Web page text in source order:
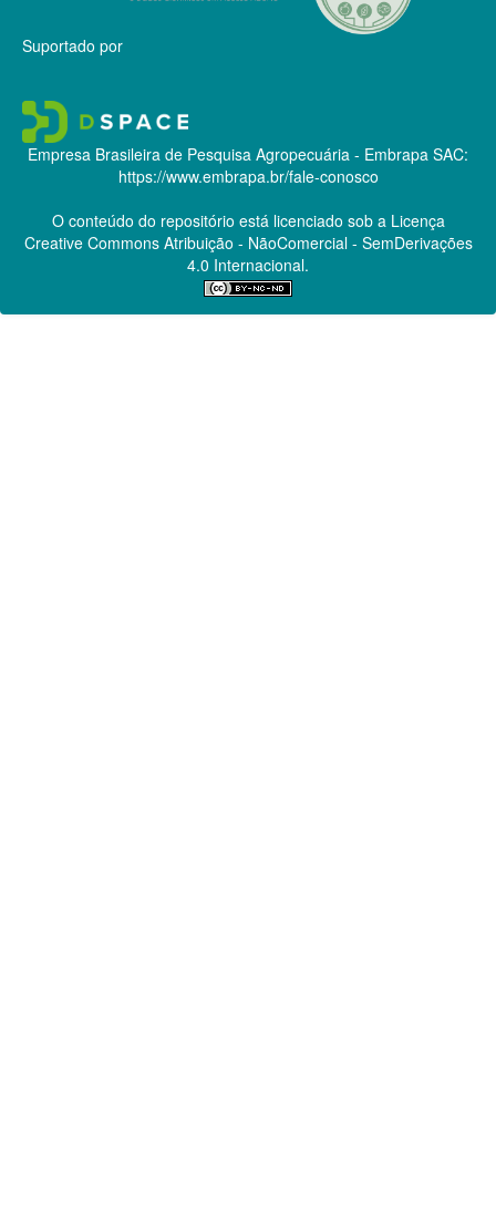
Suportado por
Empresa Brasileira de Pesquisa Agropecuária - Embrapa SAC:
https://www.embrapa.br/fale-conosco
O conteúdo do repositório está licenciado sob a Licença
Creative CommonsAtribuição - NãoComercial - SemDerivações
4.0 Internacional.